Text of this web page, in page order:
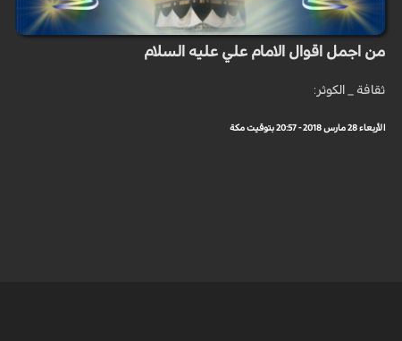
من اجمل اقوال الامام علي عليه السلام
ثقافة _ الكوثر:
الأربعاء 28 مارس 2018 - 20:57 بتوقيت مكة